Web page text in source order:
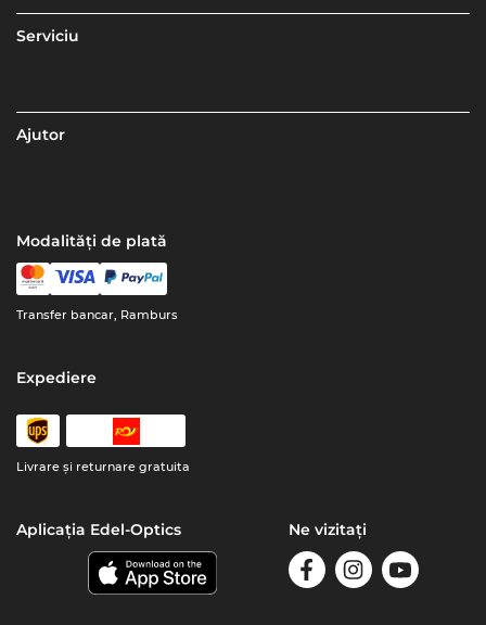
Serviciu
Ajutor
Modalități de plată
Transfer bancar, Ramburs
Expediere
Livrare şi returnare gratuita
Aplicația Edel-Optics Ne vizitați